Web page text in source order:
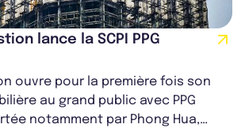
lance la SCPI PPG
ouvre pour la première fois son
au grand public avec PPG
notamment par Phong Hua,